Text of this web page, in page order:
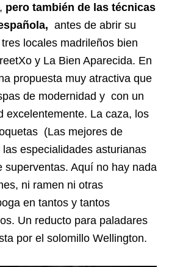
pero también de las técnicas
antes de abrir su
locales madrileños bien
y La Bien Aparecida. En
propuesta muy atractiva que
de modernidad y con un
excelentemente. La caza, los
(Las mejores de
especialidades asturianas
superventas. Aquí no hay nada
ni ramen ni otras
en tantos y tantos
Un reducto para paladares
por el solomillo Wellington.